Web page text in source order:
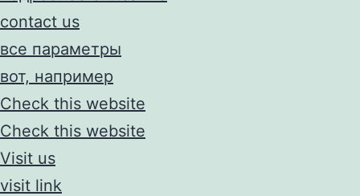
contact us
все параметры
вот, например
Check this website
Check this website
Visit us
visit link